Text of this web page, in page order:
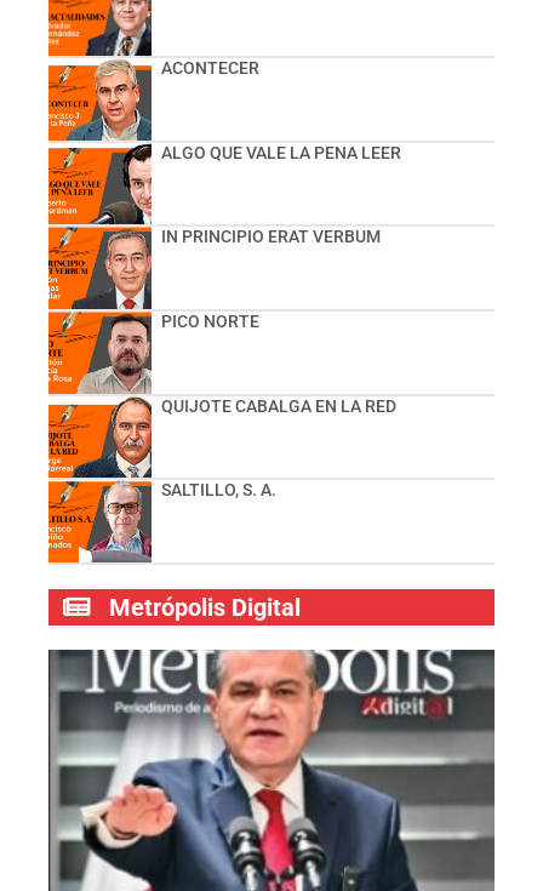
ACONTECER
ALGO QUE VALE LA PENA LEER
IN PRINCIPIO ERAT VERBUM
PICO NORTE
QUIJOTE CABALGA EN LA RED
SALTILLO, S. A.
Metrópolis Digital